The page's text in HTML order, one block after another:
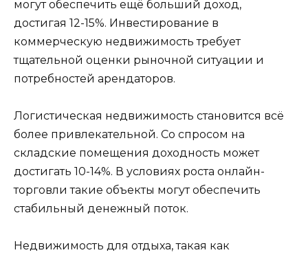
могут обеспечить ещё больший доход,
достигая 12-15%. Инвестирование в
коммерческую недвижимость требует
тщательной оценки рыночной ситуации и
потребностей арендаторов.
Логистическая недвижимость становится всё
более привлекательной. Со спросом на
складские помещения доходность может
достигать 10-14%. В условиях роста онлайн-
торговли такие объекты могут обеспечить
стабильный денежный поток.
Недвижимость для отдыха, такая как